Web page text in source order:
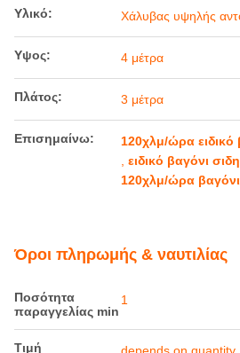
Υλικό: Χάλυβας υψηλής
Υψος: 4 μέτρα
Πλάτος: 3 μέτρα
Επισημαίνω:
120χλμ/ώρα ειδικό
ειδικό βαγόνι
120χλμ/ώρα
Όροι πληρωμής & ναυτιλίας
Ποσότητα
παραγγελίας min
1
Τιμή